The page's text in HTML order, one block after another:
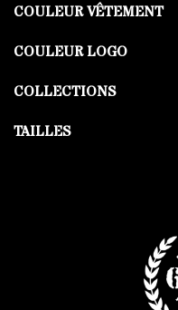
COULEUR VÊTEMENT
COULEUR LOGO
COLLECTIONS
TAILLES